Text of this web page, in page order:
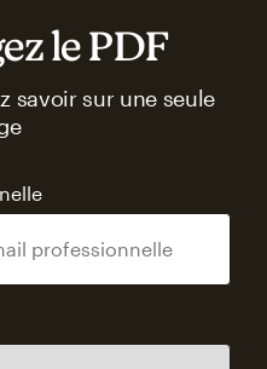
le PDF
savoir sur une seule